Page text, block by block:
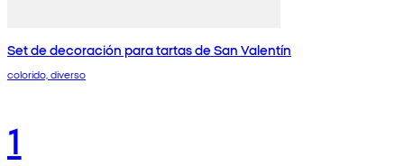
Set de decoración para tartas de San Valentín
colorido, diverso
1